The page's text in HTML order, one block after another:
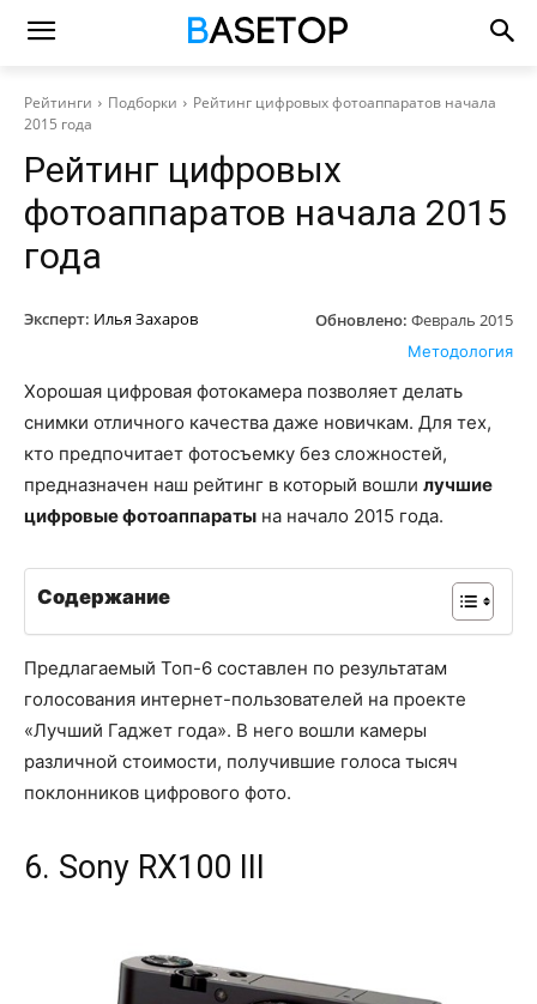
Рейтинги Подборки
Рейтинг цифровых фотоаппаратов начала
2015 года
Рейтинг цифровых
фотоаппаратов начала 2015
года
Эксперт: Илья Захаров Обновлено: Февраль 2015
Методология
Хорошая цифровая фотокамера позволяет делать
снимки отличного качества даже новичкам. Для тех,
кто предпочитает фотосъемку без сложностей,
предназначен наш рейтинг в который вошли лучшие
цифровые фотоаппараты на начало 2015 года.
Содержание
Предлагаемый Топ-6 составлен по результатам
голосования интернет-пользователей на проекте
«Лучший Гаджет года». В него вошли камеры
различной стоимости, получившие голоса тысяч
поклонников цифрового фото.
6. Sony RX100 III